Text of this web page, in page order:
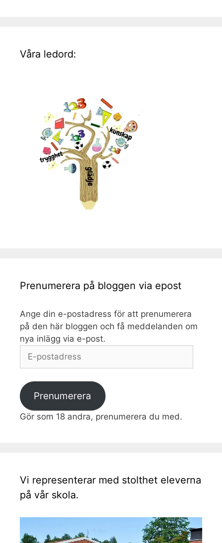
Våra ledord:
Prenumerera på bloggen via epost
Ange din e-postadress för att prenumerera
på den här bloggen och få meddelanden om
nya inlägg via e-post.
postadress
Prenumerera
Gör som 18 andra, prenumerera du med.
Vi representerar med stolthet eleverna
på vår skola.